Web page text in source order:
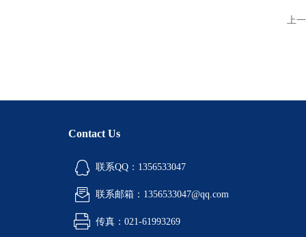
上
Contact Us
联系QQ：1356533047
联系邮箱：1356533047@qq.com
传真：021-61993269